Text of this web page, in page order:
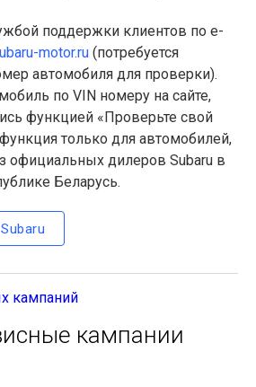
поддержки клиентов по e-
motor.ru (потребуется
автомобиля для проверки).
по VIN номеру на сайте,
функцией «Проверьте свой
только для автомобилей,
официальных дилеров Subaru в
Беларусь.
кампаний
кампании